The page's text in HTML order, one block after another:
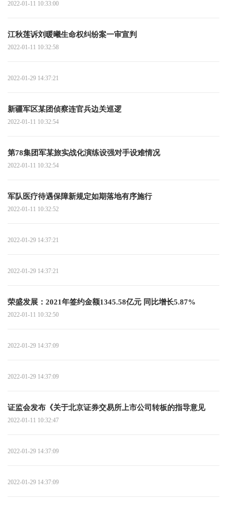
2022-01-11 10:33:00
江秋莲诉刘暖曦生命权纠纷案一审宣判
2022-01-11 10:32:58
2022-01-29 14:37:21
新疆军区某团侦察连官兵边关巡逻
2022-01-11 10:32:54
第78集团军某旅实战化演练设强对手设难情况
2022-01-11 10:32:54
军队医疗待遇保障新规定如期落地有序施行
2022-01-11 10:32:52
2022-01-29 14:37:21
2022-01-29 14:37:21
荣盛发展：2021年签约金额1345.58亿元 同比增长5.87%
2022-01-11 10:32:50
2022-01-29 14:37:09
2022-01-29 14:37:09
证监会发布《关于北京证券交易所上市公司转板的指导意见
2022-01-11 10:32:47
2022-01-29 14:37:09
2022-01-29 14:37:09